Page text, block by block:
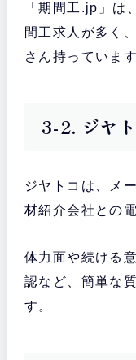
「期間工.jp」は
間工求人が多く
さん持っています
3-2. ジヤ
ジヤトコは、メ
材紹介会社との
体力面や続ける
認など、簡単な
す。